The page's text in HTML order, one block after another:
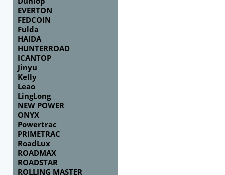
EVERTON
FEDCOIN
Fulda
HAIDA
HUNTERROAD
ICANTOP
Jinyu
Kelly
Leao
LingLong
NEW POWER
ONYX
Powertrac
PRIMETRAC
RoadLux
ROADMAX
ROADSTAR
ROLLING MASTER